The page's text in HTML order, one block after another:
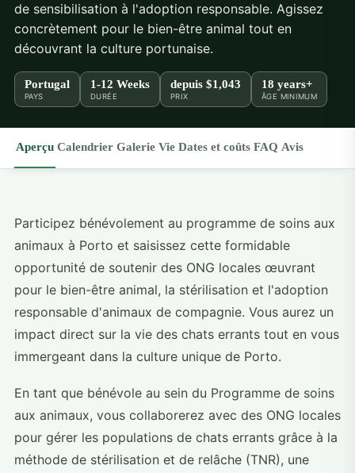
de sensibilisation à l'adoption responsable. Agissez
concrètement pour le bien-être animal tout en
découvrant la culture portunaise.
Portugal
PAYS
1-12 Weeks
DURÉE
depuis $1,043
PRIX
18 years+
ÂGE MINIMUM
Aperçu Calendrier Galerie Vie Dates et coûts FAQ Avis
Participez bénévolement au programme de soins aux
animaux à Porto et saisissez cette formidable
opportunité de soutenir des ONG locales œuvrant
pour le bien-être animal, la stérilisation et l'adoption
responsable d'animaux de compagnie. Vous aurez un
impact direct sur la vie des chats errants tout en vous
immergeant dans la culture unique de Porto.
En tant que bénévole au sein du Programme de soins
aux animaux, vous collaborerez avec des ONG locales
pour gérer les populations de chats errants grâce à la
méthode de stérilisation et de relâche (TNR), une